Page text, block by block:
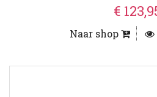
€
Naar shop